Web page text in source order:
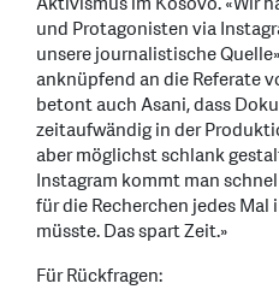
und Protagonisten via
unsere journalistische
anknüpfend an die Referate
betont auch Asani, dass
zeitaufwändig in der
aber möglichst schlank
Instagram kommt man
für die Recherchen jedes Mal
müsste. Das spart Zeit.»
Für Rückfragen: